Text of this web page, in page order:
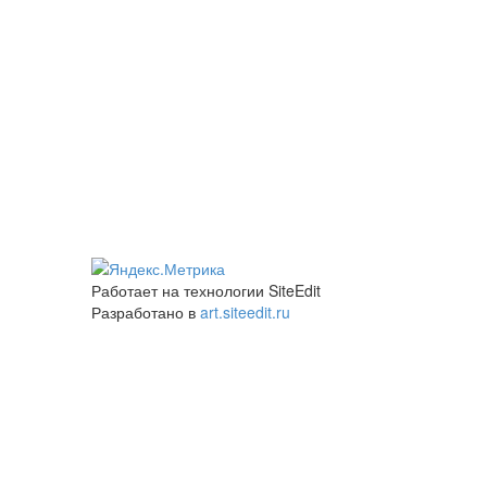
Работает на технологии SiteEdit
Разработано в art.siteedit.ru